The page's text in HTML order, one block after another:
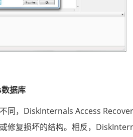
据库
，DiskInternals Access
修复损坏的结构。相反，